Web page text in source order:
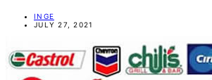
INGE
JULY 27, 2021